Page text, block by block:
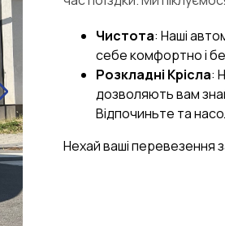
Чистота: Наші
себе комфортно і
Розкладні Крісла:
дозволяють вам
Відпочиньте та
Нехай ваші перевезення